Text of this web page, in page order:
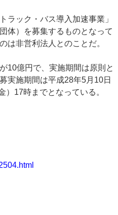
ラック・バス導入加速事業」
体）を募集するものとなって
は非営利法人とのことだ。
10億円で、実施期間は原則と
実施期間は平成28年5月10日
）17時までとなっている。